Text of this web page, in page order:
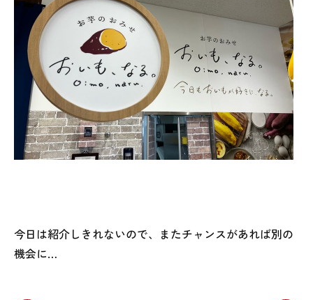
今日は紹介しきれないので、またチャンスがあれば別の
機会に…